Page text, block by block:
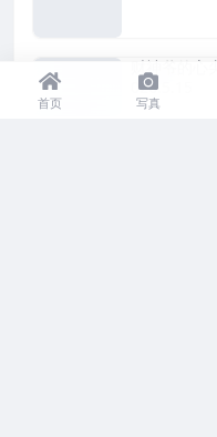
财神爷的
026.5.15
首页 写真